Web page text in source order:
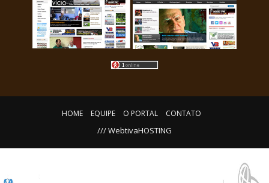
HOME EQUIPE O PORTAL CONTATO
/// WebtivaHOSTING